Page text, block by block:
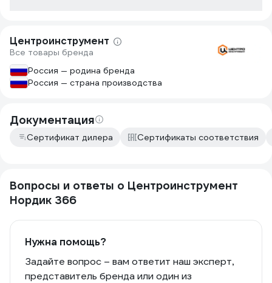
Центроинструмент
Все товары бренда
Россия — родина бренда
Россия — страна производства
Документация
Сертификат дилера Сертификаты соответствия
Вопросы и ответы о Центроинструмент
Нордик 366
Нужна помощь?
Задайте вопрос – вам ответит наш эксперт,
представитель бренда или один из